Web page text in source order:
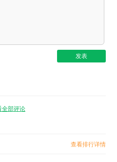
全部评论
查看排行详情